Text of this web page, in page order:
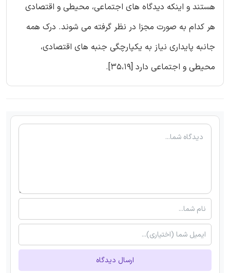
هستند و اینکه دیدگاه های اجتماعی، محیطی و اقتصادی
هر کدام به صورت مجزا در نظر گرفته می شوند. درک همه
جانبه پایداری نیاز به یکپارچگی جنبه های اقتصادی،
محیطی و اجتماعی دارد [35،19].
ارسال دیدگاه